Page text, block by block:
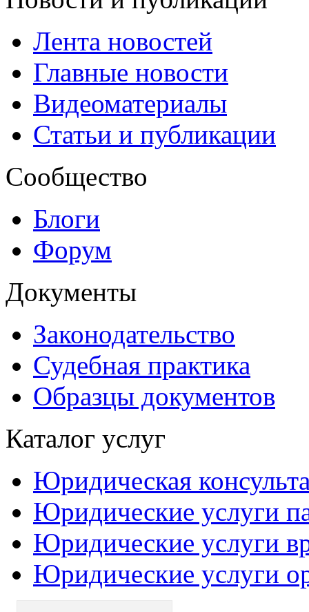
Лента новостей
Главные новости
Видеоматериалы
Статьи и публикации
Сообщество
Блоги
Форум
Документы
Законодательство
Судебная практика
Образцы документов
Каталог услуг
Юридическая
Юридические услуги
Юридические услуги
Юридические услуги